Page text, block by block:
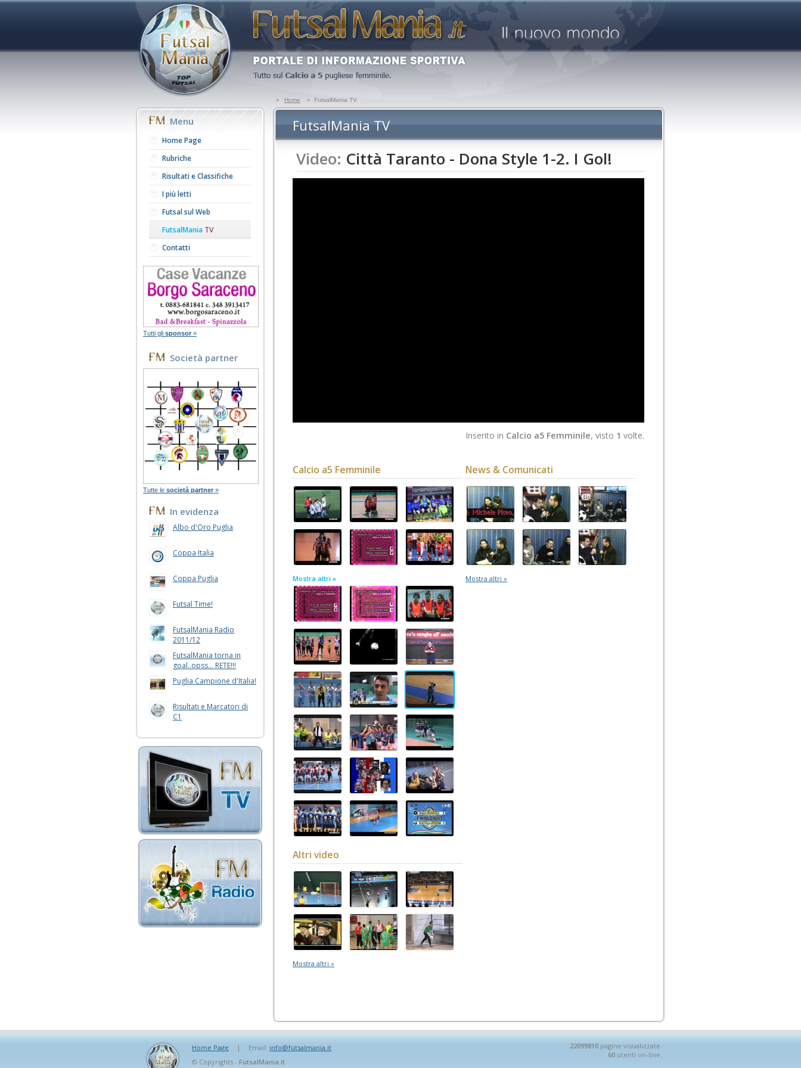
» Home » FutsalMania TV
Menu
Home Page
Rubriche
Risultati e Classifiche
I più letti
Futsal sul Web
FutsalMania TV
Contatti
Tutti gli sponsor »
Società partner
Tutte le società partner »
In evidenza
Albo d'Oro Puglia
Coppa Italia
Coppa Puglia
Futsal Time!
FutsalMania Radio
2011/12
FutsalMania torna in
goal..opss... RETE!!!
Puglia Campione d'Italia!
Risultati e Marcatori di
C1
FutsalMania TV
Video: Città Taranto - Dona Style 1-2. I Gol!
Inserito in Calcio a5 Femminile, visto 1 volte.
Calcio a5 Femminile
Mostra altri »
News & Comunicati
Mostra altri »
Altri video
Mostra altri »
22099810 pagine visualizzate.
60 utenti on-line.
Home Page | Email: info@futsalmania.it
© Copyrights - FutsalMania.it